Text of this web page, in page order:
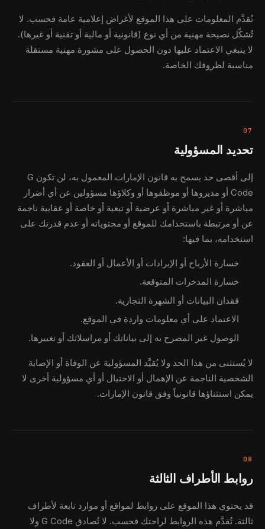
تُقدَّم المعلومات على هذا الموقع لأغراض إعلامية عامة فحسب. لا
تُشكّل نصيحة مهنية من أي نوع (قانونية أو مالية أو تقنية أو غيرها).
لا ينبغي الاعتماد عليها دون الحصول على مشورة مهنية مستقلة
مناسبة لظروفك الخاصة.
07
تحديد المسؤولية
إلى أقصى حد يسمح به قانون الإمارات المعمول به، لن تكون G
Code أو مديروها أو موظفوها أو وكلاؤها مسؤولين عن أي أضرار
مباشرة أو غير مباشرة أو عرضية أو تبعية أو خاصة أو عقابية ناجمة
عن أو مرتبطة باستخدامك للموقع أو محتوياته أو عدم قدرتك على
استخدامه، بما فيها:
خسارة الأرباح أو الإيرادات أو الأعمال أو العقود.
خسارة المدخرات المتوقعة.
فقدان البيانات أو الشهرة التجارية.
الاعتماد على أي معلومات واردة في الموقع.
الوصول غير المصرح به إلى بياناتك أو مراسلاتك أو تغييرها.
لا يُستثنى من هذا الحد ولا يُقيَّد المسؤولية عن الوفاة أو الإصابة
الشخصية الناجمة عن الإهمال أو الاحتيال أو أي مسؤولية أخرى لا
يمكن استثناؤها قانونياً وفق قانون الإمارات.
08
روابط الأطراف الثالثة
قد يحتوي هذا الموقع على روابط لمواقع أو موارد تابعة لأطراف
ثالثة. تُقدَّم هذه الروابط لراحتك فحسب. لا تُصادق G Code ولا